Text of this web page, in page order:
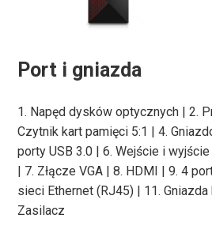
Port i gniazda
1. Napęd dysków optycznych | 2.
Czytnik kart pamięci 5:1 | 4.
porty USB 3.0 | 6. Wejście i
| 7. Złącze VGA | 8. HDMI | 9. 4
sieci Ethernet (RJ45) | 11.
Zasilacz